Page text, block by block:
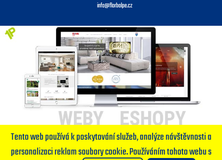
info@florbalpe.cz
Tento web používá k poskytování služeb, analýze návštěvnosti a
personalizaci reklam soubory cookie. Používáním tohoto webu s